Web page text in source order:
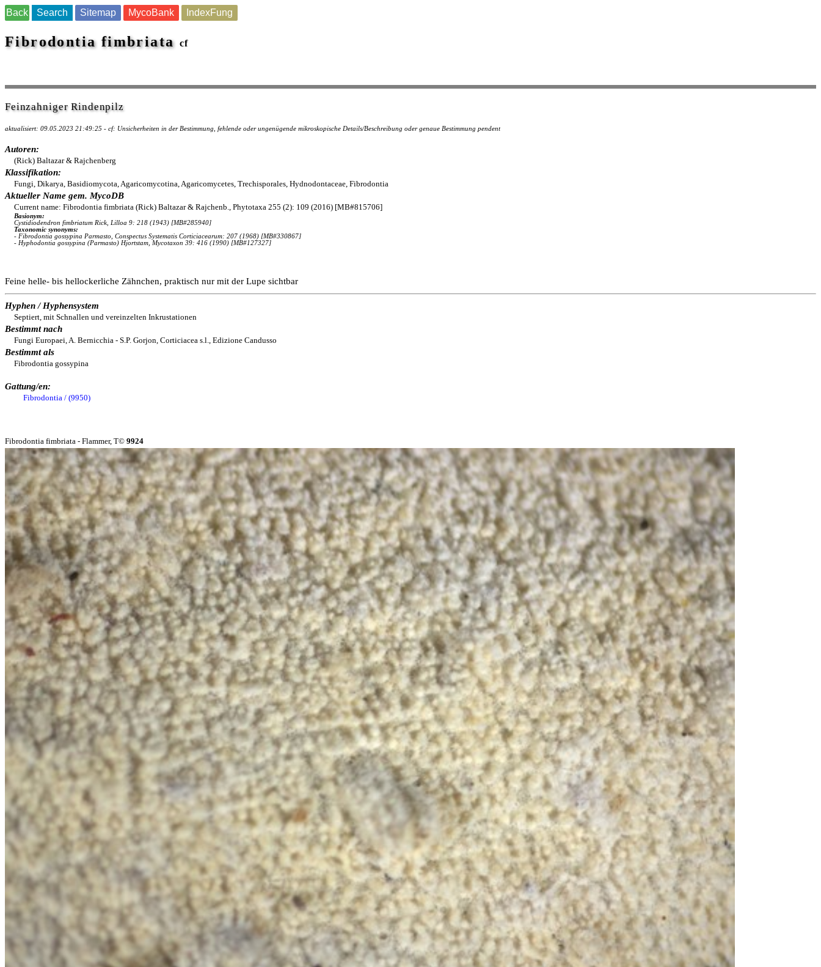
Back Search Sitemap MycoBank IndexFung
Fibrodontia fimbriata cf
Feinzahniger Rindenpilz
aktualisiert: 09.05.2023 21:49:25 - cf: Unsicherheiten in der Bestimmung, fehlende oder ungenügende mikroskopische Details/Beschreibung oder genaue Bestimmung pendent
Autoren:
(Rick) Baltazar & Rajchenberg
Klassifikation:
Fungi, Dikarya, Basidiomycota, Agaricomycotina, Agaricomycetes, Trechisporales, Hydnodontaceae, Fibrodontia
Aktueller Name gem. MycoDB
Current name: Fibrodontia fimbriata (Rick) Baltazar & Rajchenb., Phytotaxa 255 (2): 109 (2016) [MB#815706]
Basionym:
Cystidiodendron fimbriatum Rick, Lilloa 9: 218 (1943) [MB#285940]
Taxonomic synonyms:
- Fibrodontia gossypina Parmasto, Conspectus Systematis Corticiacearum: 207 (1968) [MB#330867]
- Hyphodontia gossypina (Parmasto) Hjortstam, Mycotaxon 39: 416 (1990) [MB#127327]
Feine helle- bis hellockerliche Zähnchen, praktisch nur mit der Lupe sichtbar
Hyphen / Hyphensystem
Septiert, mit Schnallen und vereinzelten Inkrustationen
Bestimmt nach
Fungi Europaei, A. Bernicchia - S.P. Gorjon, Corticiacea s.l., Edizione Candusso
Bestimmt als
Fibrodontia gossypina
Gattung/en:
Fibrodontia / (9950)
Fibrodontia fimbriata - Flammer, T© 9924